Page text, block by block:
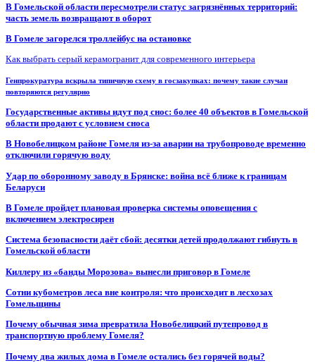
В Гомельской области пересмотрели статус загрязнённых территорий:
часть земель возвращают в оборот
В Гомеле загорелся троллейбус на остановке
Как выбрать серый керамогранит для современного интерьера
Генпрокуратура вскрыла типичную схему в госзакупках: почему такие случаи
повторяются регулярно
Государственные активы идут под снос: более 40 объектов в Гомельской
области продают с условием сноса
В Новобелицком районе Гомеля из-за аварии на трубопроводе временно
отключили горячую воду
Удар по оборонному заводу в Брянске: война всё ближе к границам
Беларуси
В Гомеле пройдет плановая проверка системы оповещения с
включением электросирен
Система безопасности даёт сбой: десятки детей продолжают гибнуть в
Гомельской области
Киллеру из «банды Морозова» вынесли приговор в Гомеле
Сотни кубометров леса вне контроля: что происходит в лесхозах
Гомельщины
Почему обычная зима превратила Новобелицкий путепровод в
транспортную проблему Гомеля?
Почему два жилых дома в Гомеле остались без горячей воды?